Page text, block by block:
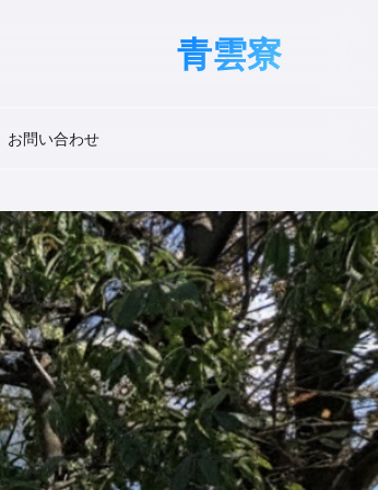
青雲寮
お問い合わせ